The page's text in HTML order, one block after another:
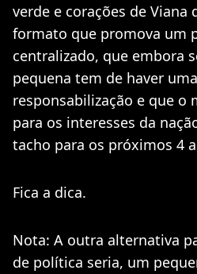
verde e corações de Viana
formato que promova um
centralizado, que embora
pequena tem de haver
responsabilização e que o
para os interesses da
tacho para os próximos 4
Fica a dica.
Nota: A outra alternativa
de política seria, um